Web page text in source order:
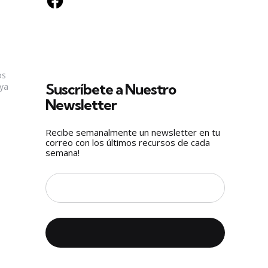
Suscríbete a Nuestro
Newsletter
Recibe semanalmente un newsletter en tu
correo con los últimos recursos de cada
semana!